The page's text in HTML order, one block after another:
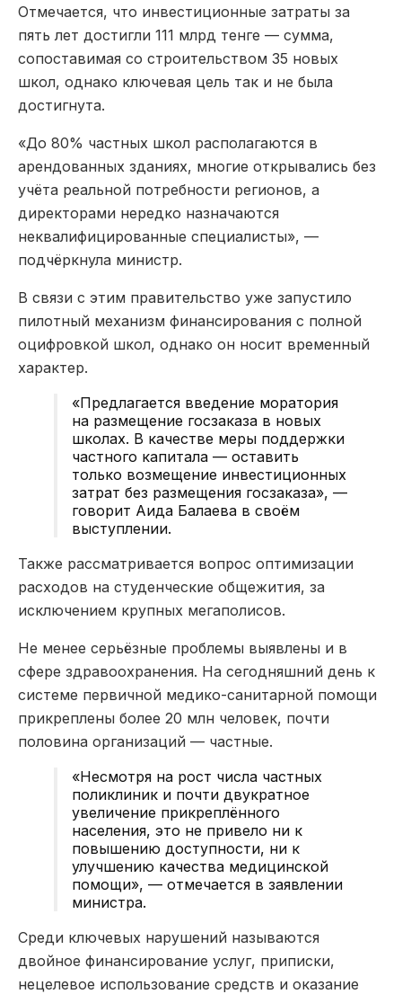
Отмечается, что инвестиционные затраты за
пять лет достигли 111 млрд тенге — сумма,
сопоставимая со строительством 35 новых
школ, однако ключевая цель так и не была
достигнута.
«До 80% частных школ располагаются в
арендованных зданиях, многие открывались без
учёта реальной потребности регионов, а
директорами нередко назначаются
неквалифицированные специалисты», —
подчёркнула министр.
В связи с этим правительство уже запустило
пилотный механизм финансирования с полной
оцифровкой школ, однако он носит временный
характер.
«Предлагается введение моратория
на размещение госзаказа в новых
школах. В качестве меры поддержки
частного капитала — оставить
только возмещение инвестиционных
затрат без размещения госзаказа», —
говорит Аида Балаева в своём
выступлении.
Также рассматривается вопрос оптимизации
расходов на студенческие общежития, за
исключением крупных мегаполисов.
Не менее серьёзные проблемы выявлены и в
сфере здравоохранения. На сегодняшний день к
системе первичной медико-санитарной помощи
прикреплены более 20 млн человек, почти
половина организаций — частные.
«Несмотря на рост числа частных
поликлиник и почти двукратное
увеличение прикреплённого
населения, это не привело ни к
повышению доступности, ни к
улучшению качества медицинской
помощи», — отмечается в заявлении
министра.
Среди ключевых нарушений называются
двойное финансирование услуг, приписки,
нецелевое использование средств и оказание